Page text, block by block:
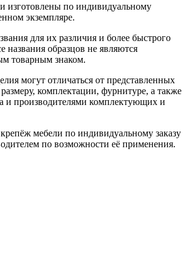
изготовлены по индивидуальному
экземпляре.
для их различия и более быстрого
названия образцов не являются
товарным знаком.
могут отличаться от представленных
комплектации, фурнитуре, а также
и производителями комплектующих и
мебели по индивидуальному заказу
по возможности её применения.